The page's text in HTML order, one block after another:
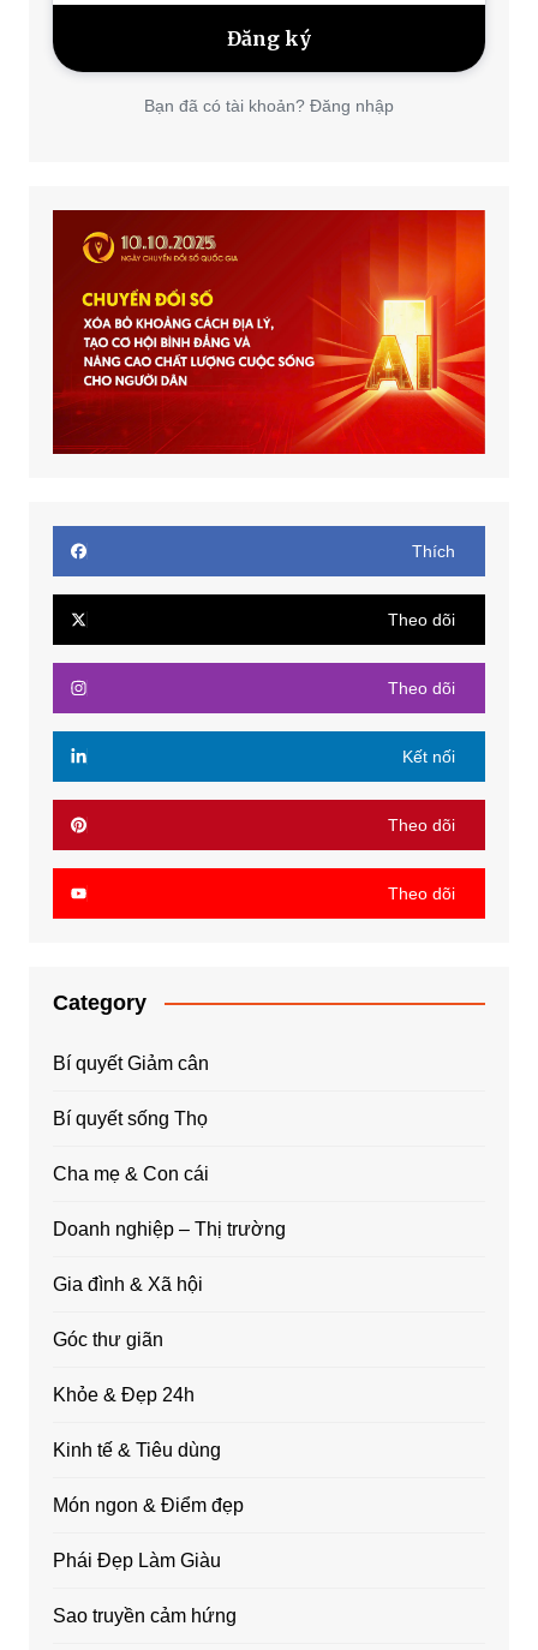
Bạn đã có tài khoản? Đăng nhập
Thích
Theo dõi
Theo dõi
Kết nối
Theo dõi
Theo dõi
Category
Bí quyết Giảm cân
Bí quyết sống Thọ
Cha mẹ & Con cái
Doanh nghiệp – Thị trường
Gia đình & Xã hội
Góc thư giãn
Khỏe & Đẹp 24h
Kinh tế & Tiêu dùng
Món ngon & Điểm đẹp
Phái Đẹp Làm Giàu
Sao truyền cảm hứng